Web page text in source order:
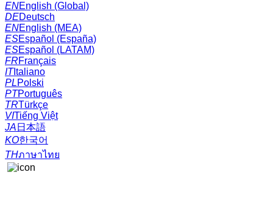
ENEnglish (Global)
DEDeutsch
ENEnglish (MEA)
ESEspañol (España)
ESEspañol (LATAM)
FRFrançais
ITItaliano
PLPolski
PTPortuguês
TRTürkçe
VITiếng Việt
JA 日本語
KO한국어
THภาษาไทย